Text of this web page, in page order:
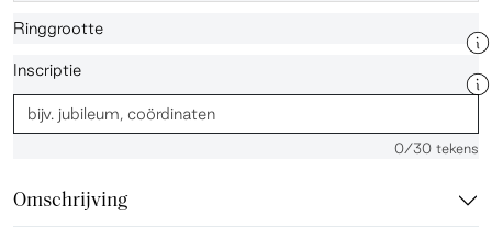
Ringgrootte
Inscriptie
0/30 tekens
Omschrijving